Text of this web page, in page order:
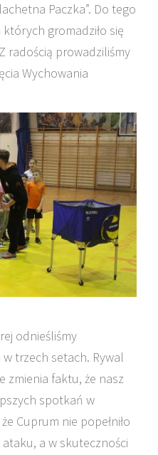
Paczka”. Do tego
których gromadziło się
radością prowadziliśmy
Wychowania
odnieśliśmy
trzech setach. Rywal
zmienia faktu, że nasz
spotkań w
Cuprum nie popełniło
a w skuteczności